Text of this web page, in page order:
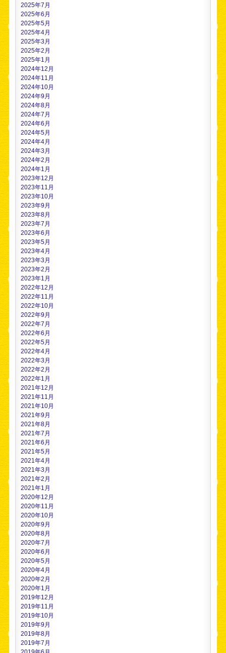
2025年7月
2025年6月
2025年5月
2025年4月
2025年3月
2025年2月
2025年1月
2024年12月
2024年11月
2024年10月
2024年9月
2024年8月
2024年7月
2024年6月
2024年5月
2024年4月
2024年3月
2024年2月
2024年1月
2023年12月
2023年11月
2023年10月
2023年9月
2023年8月
2023年7月
2023年6月
2023年5月
2023年4月
2023年3月
2023年2月
2023年1月
2022年12月
2022年11月
2022年10月
2022年9月
2022年7月
2022年6月
2022年5月
2022年4月
2022年3月
2022年2月
2022年1月
2021年12月
2021年11月
2021年10月
2021年9月
2021年8月
2021年7月
2021年6月
2021年5月
2021年4月
2021年3月
2021年2月
2021年1月
2020年12月
2020年11月
2020年10月
2020年9月
2020年8月
2020年7月
2020年6月
2020年5月
2020年4月
2020年2月
2020年1月
2019年12月
2019年11月
2019年10月
2019年9月
2019年8月
2019年7月